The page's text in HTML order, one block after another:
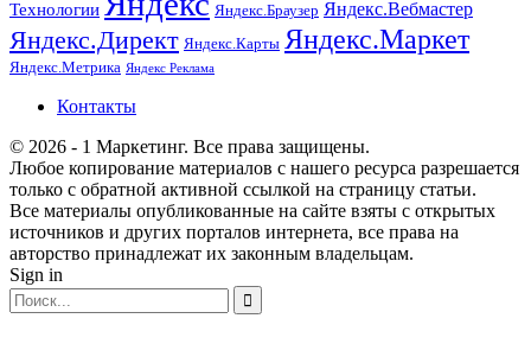
Технологии Яндекс.Браузер Яндекс.Вебмастер
Яндекс.Директ Яндекс.Карты Яндекс.Маркет
Яндекс.Метрика Яндекс Реклама
Контакты
© 2026 - 1 Маркетинг. Все права защищены.
Любое копирование материалов с нашего ресурса разрешается
только с обратной активной ссылкой на страницу статьи.
Все материалы опубликованные на сайте взяты с открытых
источников и других порталов интернета, все права на
авторство принадлежат их законным владельцам.
Sign in